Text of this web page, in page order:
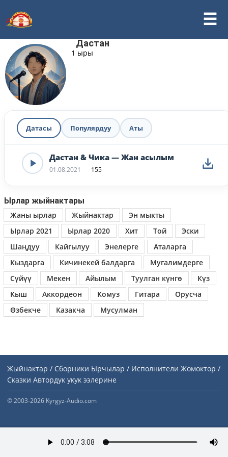
Дастан
1 ыры
Датасы Популярдуу Аты
Дастан & Чика — Жан асылым
01.08.2021 155
Ырлар жыйнактары
Жаны ырлар
Жыйнактар
Эн мыкты
Ырлар 2021
Ырлар 2020 Хит Той
Эски
Шаңдуу
Кайгылуу Энелерге
Аталарга
Кыздарга
Кичинекей балдарга
Мугалимдерге
Сүйүү
Мекен Айылым Туулган күнгө
Күз
Кыш
Аккордеон Комуз Гитара
Орусча
Өзбекче
Казакча Мусулман
Жыйнактар / Сборники Ырчылар / Исполнители Жомоктор /
Сказки Автордук укук ээлерине
© 2003-2026 Kyrgyz-Audio.com